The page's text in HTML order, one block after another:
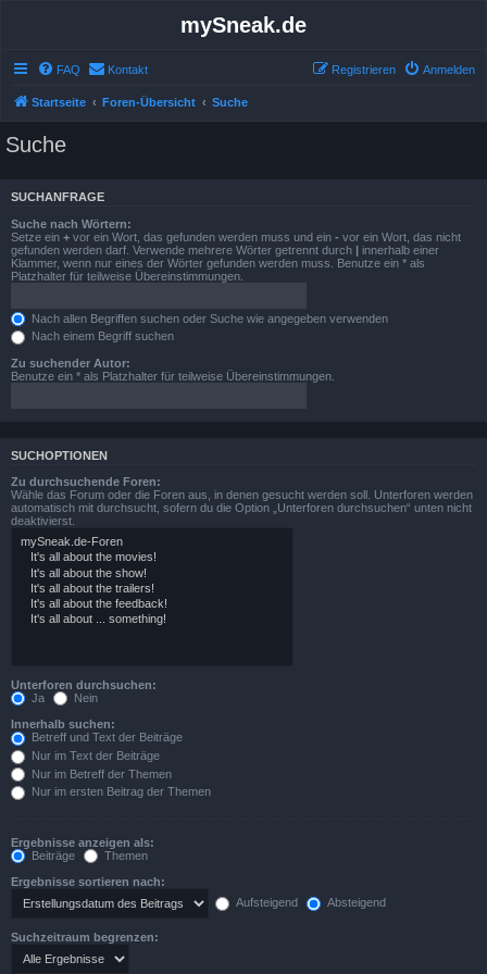
mySneak.de
FAQ Kontakt Anmelden
Registrieren
Startseite Foren-Übersicht Suche
Suche
SUCHANFRAGE
Suche nach Wörtern:
Setze ein + vor ein Wort, das gefunden werden muss und ein - vor ein Wort, das nicht
gefunden werden darf. Verwende mehrere Wörter getrennt durch | innerhalb einer
Klammer, wenn nur eines der Wörter gefunden werden muss. Benutze ein * als
Platzhalter für teilweise Übereinstimmungen.
Nach allen Begriffen suchen oder Suche wie angegeben verwenden
Nach einem Begriff suchen
Zu suchender Autor:
Benutze ein * als Platzhalter für teilweise Übereinstimmungen.
SUCHOPTIONEN
Zu durchsuchende Foren:
Wähle das Forum oder die Foren aus, in denen gesucht werden soll. Unterforen werden
automatisch mit durchsucht, sofern du die Option „Unterforen durchsuchen“ unten nicht
deaktivierst.
Unterforen durchsuchen:
Ja
Nein
Innerhalb suchen:
Betreff und Text der Beiträge
Nur im Text der Beiträge
Nur im Betreff der Themen
Nur im ersten Beitrag der Themen
Ergebnisse anzeigen als:
Beiträge
Themen
Ergebnisse sortieren nach:
Aufsteigend
Absteigend
Suchzeitraum begrenzen: